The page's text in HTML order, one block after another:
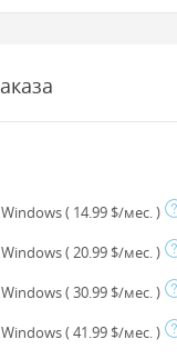
Windows( 14.99 $/мес. )
Windows( 20.99 $/мес. )
Windows( 30.99 $/мес. )
Windows( 41.99 $/мес. )